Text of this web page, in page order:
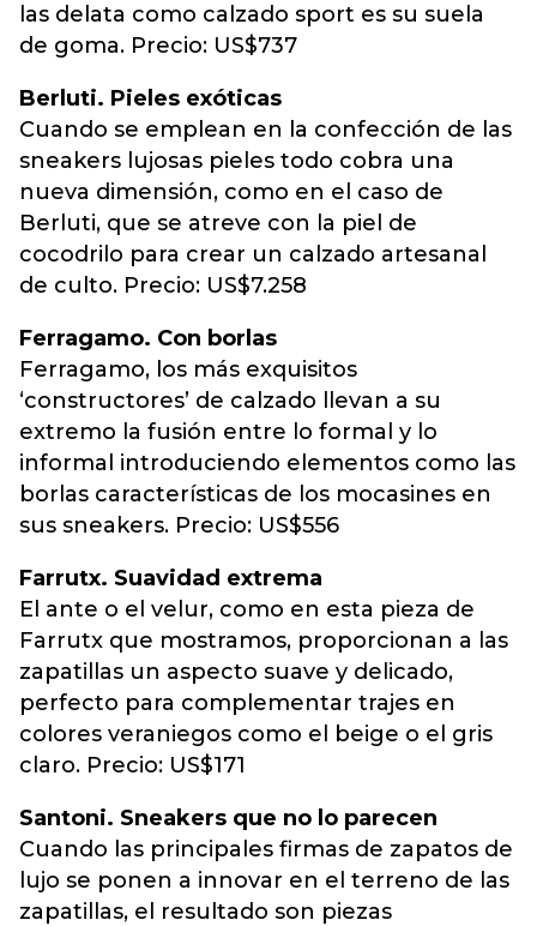
las delata como calzado sport es su suela
de goma. Precio: US$737
Berluti. Pieles exóticas
Cuando se emplean en la confección de las
sneakers lujosas pieles todo cobra una
nueva dimensión, como en el caso de
Berluti, que se atreve con la piel de
cocodrilo para crear un calzado artesanal
de culto. Precio: US$7.258
Ferragamo. Con borlas
Ferragamo, los más exquisitos
‘constructores’ de calzado llevan a su
extremo la fusión entre lo formal y lo
informal introduciendo elementos como las
borlas características de los mocasines en
sus sneakers. Precio: US$556
Farrutx. Suavidad extrema
El ante o el velur, como en esta pieza de
Farrutx que mostramos, proporcionan a las
zapatillas un aspecto suave y delicado,
perfecto para complementar trajes en
colores veraniegos como el beige o el gris
claro. Precio: US$171
Santoni. Sneakers que no lo parecen
Cuando las principales firmas de zapatos de
lujo se ponen a innovar en el terreno de las
zapatillas, el resultado son piezas